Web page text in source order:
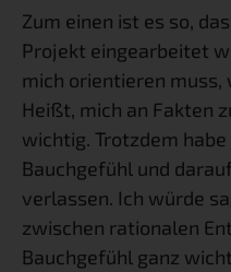
Zum einen ist es so,
Projekt eingearbeitet
mich orientieren muss,
Heißt, mich an Fakten
wichtig. Trotzdem
Bauchgefühl und
verlassen. Ich würde
zwischen rationalen
Bauchgefühl ganz